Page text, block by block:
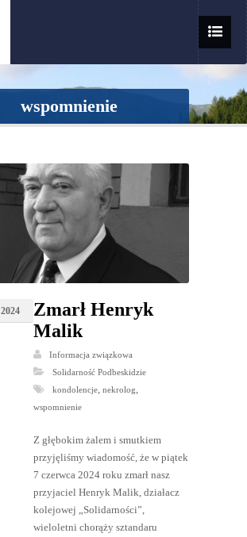
wspomnienie
2024
Zmarł Henryk
Malik
Informacja związkowa
Solidarność Podbeskidzie
kondolencje, nekrolog
wspomnienie
Z głębokim żalem i smutkiem
przyjęliśmy wiadomość, że w piątek
7 czerwca 2024 roku zmarł nasz
przyjaciel Henryk Malik, działacz
kolejowej „Solidarności”,
wieloletni chorąży sztandaru